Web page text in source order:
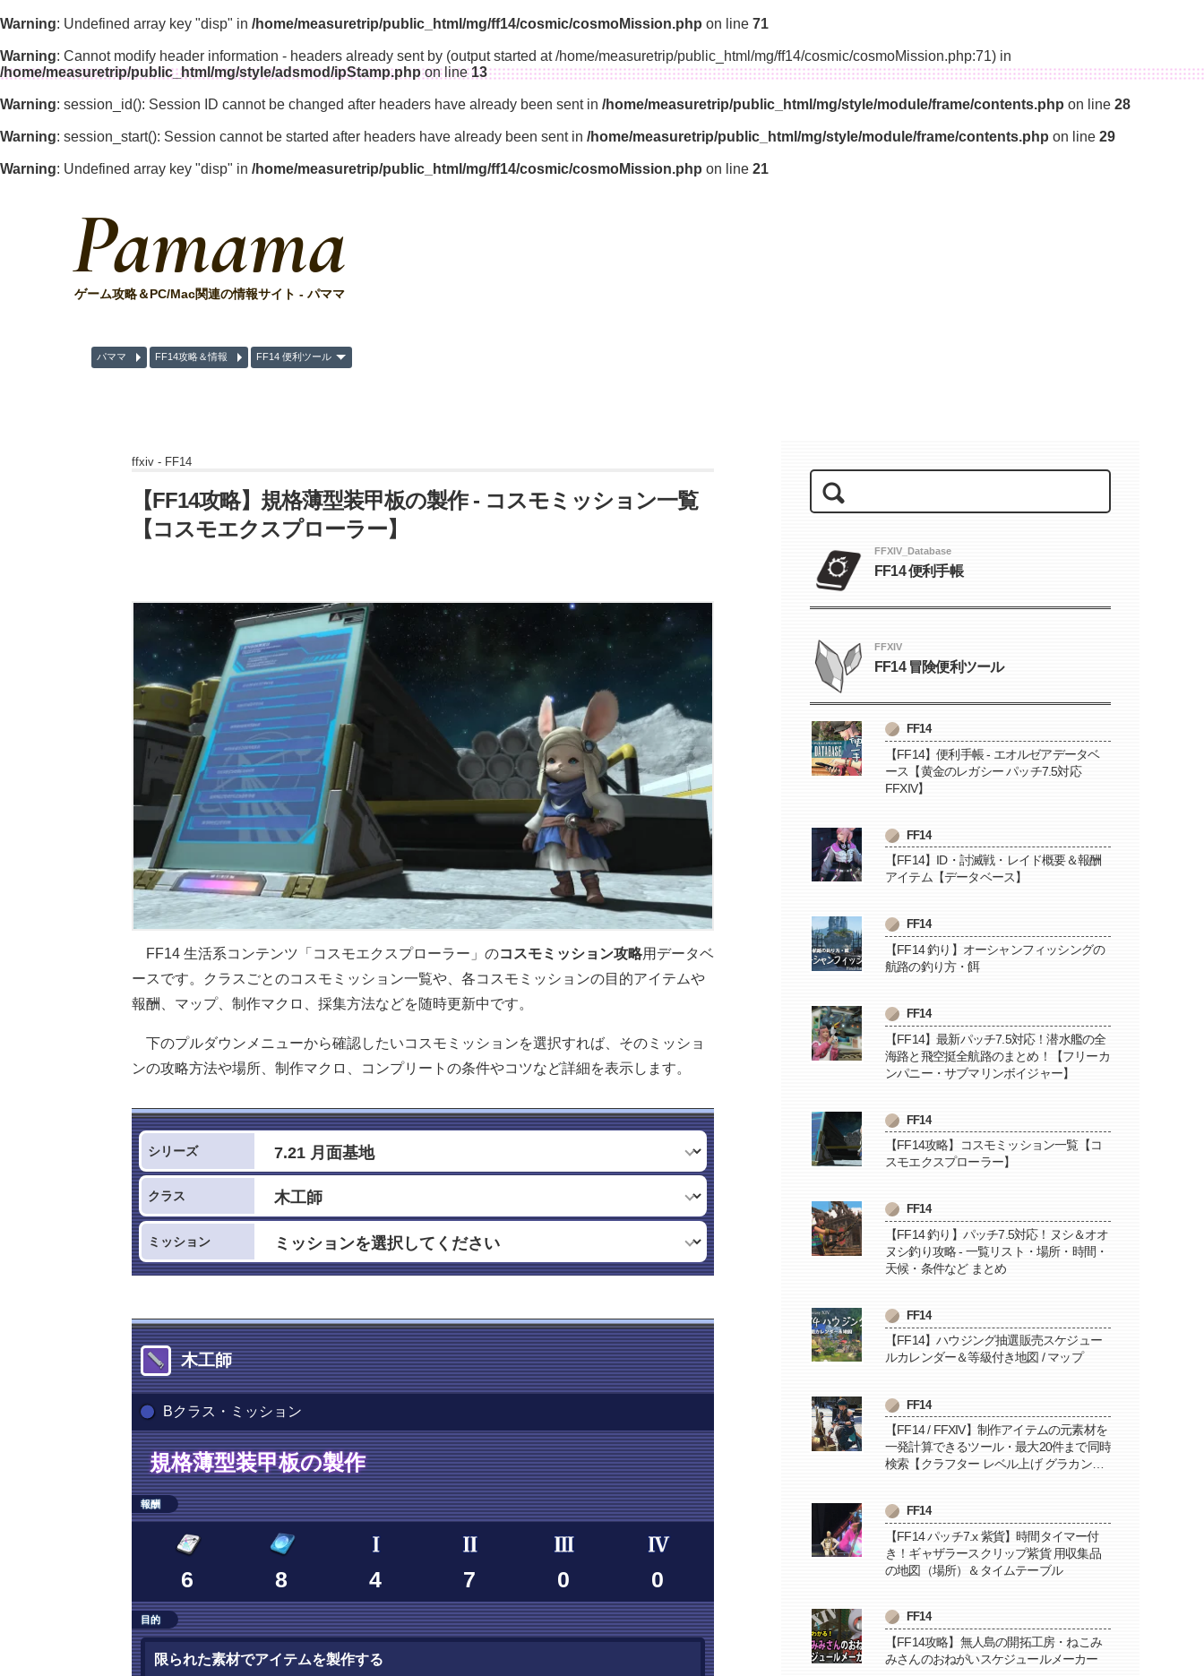
Warning: Undefined array key "disp" in /home/measuretrip/public_html/mg/ff14/cosmic/cosmoMission.php on line 71
Warning: Cannot modify header information - headers already sent by (output started at /home/measuretrip/public_html/mg/ff14/cosmic/cosmoMission.php:71) in
/home/measuretrip/public_html/mg/style/adsmod/ipStamp.phpon line13
Warning: session_id(): Session ID cannot be changed after headers have already been sent in /home/measuretrip/public_html/mg/style/module/frame/contents.php on line 28
Warning: session_start(): Session cannot be started after headers have already been sent in /home/measuretrip/public_html/mg/style/module/frame/contents.php on line 29
Warning: Undefined array key "disp" in /home/measuretrip/public_html/mg/ff14/cosmic/cosmoMission.php on line 21
Pamama
ゲーム攻略＆PC/Mac関連の情報サイト - パママ
パママ FF14攻略＆情報 FF14 便利ツール
ffxiv - FF14
【FF14攻略】規格薄型装甲板の製作 - コスモミッション一覧
【コスモエクスプローラー】
FF14 生活系コンテンツ「コスモエクスプローラー」のコスモミッション攻略用データベ
ースです。クラスごとのコスモミッション一覧や、各コスモミッションの目的アイテムや
報酬、マップ、制作マクロ、採集方法などを随時更新中です。
下のプルダウンメニューから確認したいコスモミッションを選択すれば、そのミッショ
ンの攻略方法や場所、制作マクロ、コンプリートの条件やコツなど詳細を表示します。
シリーズ
クラス
ミッション
木工師
Bクラス・ミッション
規格薄型装甲板の製作
報酬
6 8 4 7 0 0
目的
限られた素材でアイテムを製作する
FFXIV_Database
FF14 便利手帳
FFXIV
FF14 冒険便利ツール
FF14
【FF14】便利手帳 - エオルゼアデータベ
ース【黄金のレガシー パッチ7.5対応
FFXIV】
FF14
【FF14】ID・討滅戦・レイド概要＆報酬
アイテム【データベース】
FF14
【FF14 釣り】オーシャンフィッシングの
航路の釣り方・餌
FF14
【FF14】最新パッチ7.5対応！潜水艦の全
海路と飛空挺全航路のまとめ！【フリーカ
ンパニー・サブマリンボイジャー】
FF14
【FF14攻略】コスモミッション一覧【コ
スモエクスプローラー】
FF14
【FF14 釣り】パッチ7.5対応！ヌシ＆オオ
ヌシ釣り攻略 - 一覧リスト・場所・時間・
天候・条件など まとめ
FF14
【FF14】ハウジング抽選販売スケジュー
ルカレンダー＆等級付き地図 / マップ
FF14
【FF14 / FFXIV】制作アイテムの元素材を
一発計算できるツール・最大20件まで同時
検索【クラフター レベル上げ グラカン納
FF14
【FF14 パッチ7.x 紫貨】時間タイマー付
き！ギャザラースクリップ紫貨 用収集品
の地図（場所）＆タイムテーブル
FF14
【FF14攻略】無人島の開拓工房・ねこみ
みさんのおねがいスケジュールメーカー